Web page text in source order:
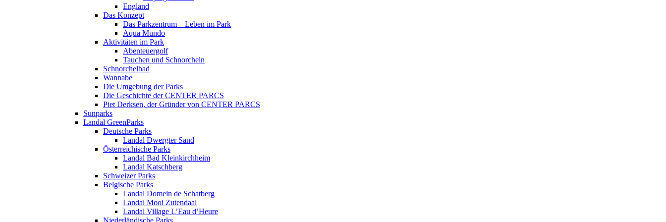
England
Das Konzept
Das Parkzentrum – Leben im Park
Aqua Mundo
Aktivitäten im Park
Abenteuergolf
Tauchen und Schnorcheln
Schnorchelbad
Wannabe
Die Umgebung der Parks
Die Geschichte der CENTER PARCS
Piet Derksen, der Gründer von CENTER PARCS
Sunparks
Landal GreenParks
Deutsche Parks
Landal Dwergter Sand
Österreichische Parks
Landal Bad Kleinkirchheim
Landal Katschberg
Schweizer Parks
Belgische Parks
Landal Domein de Schatberg
Landal Mooi Zutendaal
Landal Village L’Eau d’Heure
Niederländische Parks